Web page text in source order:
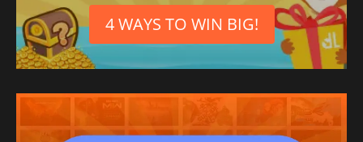
4 WAYS TO WIN BIG!